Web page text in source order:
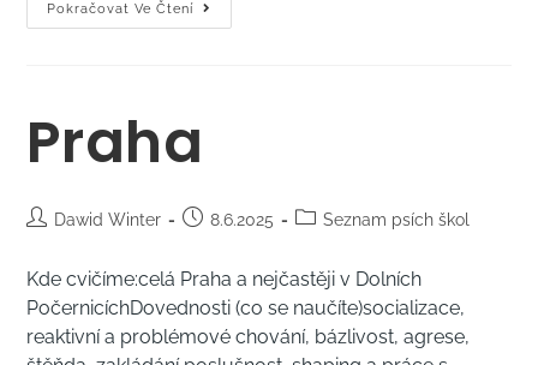
Pokračovat Ve Čtení
Praha
Dawid Winter 8.6.2025 Seznam psích škol
Kde cvičíme:celá Praha a nejčastěji v Dolních
PočernicíchDovednosti (co se naučíte)socializace,
reaktivní a problémové chování, bázlivost, agrese,